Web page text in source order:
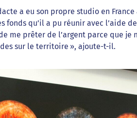
a eu son propre studio en
qu’il a pu réunir avec l’aide
prêter de l’argent parce que je
sur le territoire », ajoute-t-il.